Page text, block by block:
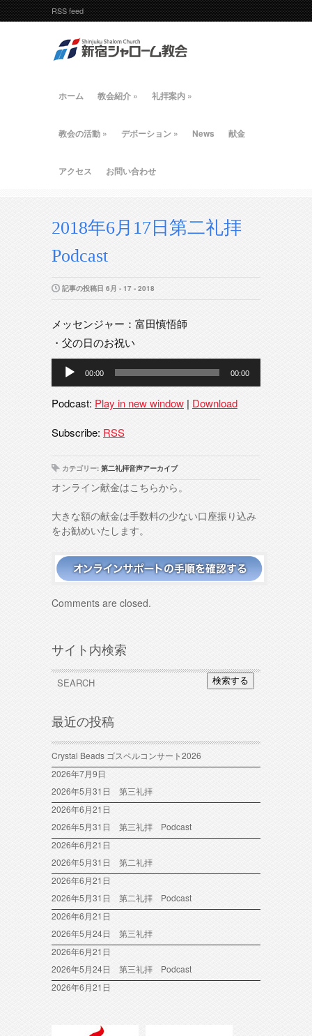
RSS feed
ホーム 教会紹介 » 礼拝案内 »
教会の活動 » デボーション » News 献金
アクセス お問い合わせ
2018年6月17日第二礼拝
Podcast
記事の投稿日 6月 - 17 - 2018
メッセンジャー：富田慎悟師
・父の日のお祝い
レ
ー
ー
00:00 00:00
Podcast: Play in new window | Download
Subscribe: RSS
カテゴリー: 第二礼拝音声アーカイブ
オンライン献金はこちらから。
大きな額の献金は手数料の少ない口座振り込み
をお勧めいたします。
Comments are closed.
サイト内検索
検索する
最近の投稿
Crystal Beads ゴスペルコンサート2026
2026年7月9日
2026年5月31日 第三礼拝
2026年6月21日
2026年5月31日 第三礼拝 Podcast
2026年6月21日
2026年5月31日 第二礼拝
2026年6月21日
2026年5月31日 第二礼拝 Podcast
2026年6月21日
2026年5月24日 第三礼拝
2026年6月21日
2026年5月24日 第三礼拝 Podcast
2026年6月21日